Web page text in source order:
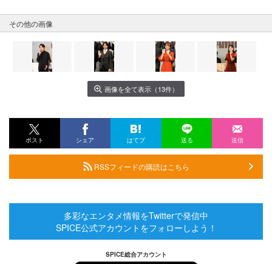
その他の画像
画像を全て表示（13件）
ポスト シェア はてブ 送る 送信
RSSフィードの購読はこちら
多彩なエンタメ情報をTwitterで発信中
SPICE公式アカウントをフォローしよう！
SPICE総合アカウント